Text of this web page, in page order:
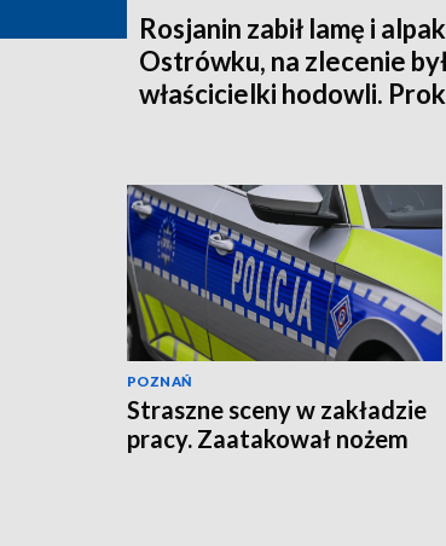
Rosjanin zabił lamę i
Ostrówku, na zlecenie
właścicielki hodowli.
POZNAŃ
Straszne sceny w zakładzie
pracy. Zaatakował nożem